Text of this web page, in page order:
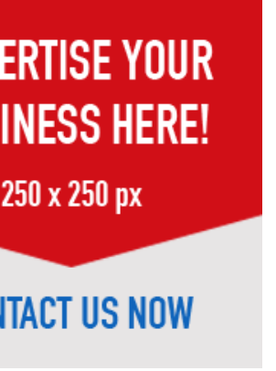
মাশরাফি-পাইলটদের সঙ্গে সাবেক সতীর্থ
রোকন
প্রিমিয়ার লিগ ক্রিকেটের দলবদল পেছাল ছয়
দিন
ইজতেমায় পেছাল এসএসসির তিন পরীক্ষা